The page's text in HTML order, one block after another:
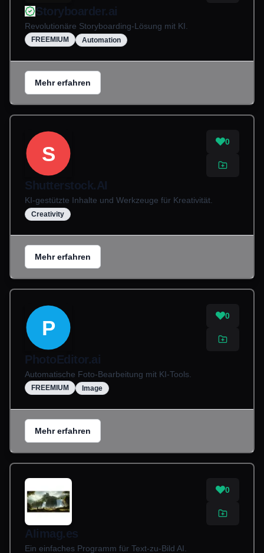
Storyboarder.ai
Revolutionäre Storyboarding-Lösung mit KI.
FREEMIUM Automation
Mehr erfahren
S
0
Shutterstock.AI
KI-gestützte Inhalte und Werkzeuge für Kreativität.
Creativity
Mehr erfahren
P
0
PhotoEditor.ai
Automatische Foto-Bearbeitung mit KI-Tools.
FREEMIUM Image
Mehr erfahren
0
AIimag.es
Ein einfaches Programm für Text-zu-Bild AI.